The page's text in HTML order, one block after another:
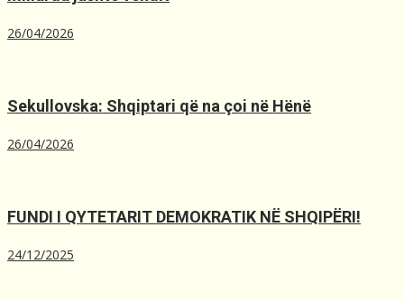
26/04/2026
Sekullovska: Shqiptari që na çoi në Hënë
26/04/2026
FUNDI I QYTETARIT DEMOKRATIK NË SHQIPËRI!
24/12/2025